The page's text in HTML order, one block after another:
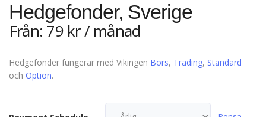
Hedgefonder, Sverige
Från: 79 kr/ månad
Hedgefonder fungerar med Vikingen Börs, Trading, Standard
och Option.